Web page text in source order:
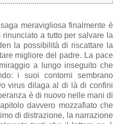
meravigliosa finalmente è
a tutto per salvare la
la possibilità di riscattare la
migliore del padre. La pace
a lungo inseguito che
i suoi contorni sembrano
virus dilaga al di là di confini
è di nuovo nelle mani di
davvero mozzafiato che
di distrazione, la narrazione